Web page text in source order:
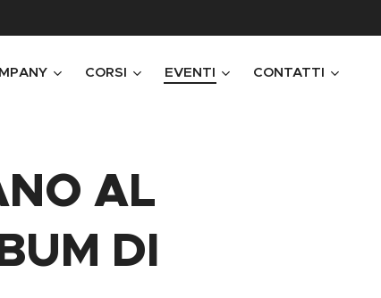
CORSI EVENTI CONTATTI
AL
DI